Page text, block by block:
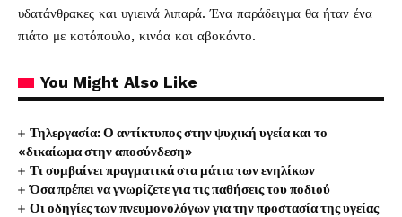
υδατάνθρακες και υγιεινά λιπαρά. Ένα παράδειγμα θα ήταν ένα
πιάτο με κοτόπουλο, κινόα και αβοκάντο.
You Might Also Like
Τηλεργασία: Ο αντίκτυπος στην ψυχική υγεία και το
«δικαίωμα στην αποσύνδεση»
Τι συμβαίνει πραγματικά στα μάτια των ενηλίκων
Όσα πρέπει να γνωρίζετε για τις παθήσεις του ποδιού
Οι οδηγίες των πνευμονολόγων για την προστασία της υγείας